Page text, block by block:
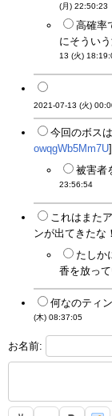
(月) 22:50:23
高確率
にそうい
13 (火)
2021-07-13 (火)
今回のボス
owqgWb5Mm7U]
被害者
23:56:54
これはまた
ンが出てきたな
たしか
香を放っ
何なのティ
(木) 08:37:05
お名前: